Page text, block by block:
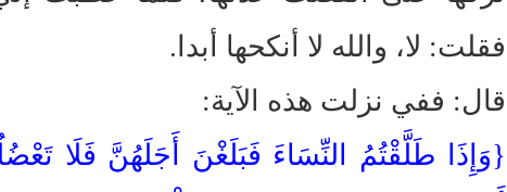
فقلت: لا، والله لا أنكحها أبدا.
قال: ففي نزلت هذه الآية:
{وَإِذَا طَلَّقْتُمُ النِّسَاءَ فَبَلَغْنَ أَجَلَهُنَّ فَلَا